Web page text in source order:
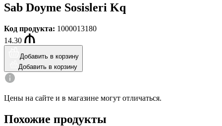
Sab Doyme Sosisleri Kq
Код продукта: 1000013180
14.30
Добавить в корзину
Добавить в корзину
Цены на сайте и в магазине могут отличаться.
Похожие продукты